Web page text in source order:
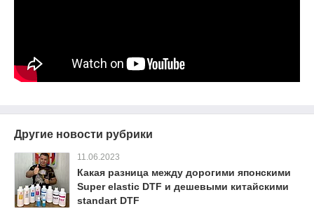
Другие новости рубрики
11.06.2023
Какая разница между дорогими японскими
Super elastic DTF и дешевыми китайскими
standart DTF